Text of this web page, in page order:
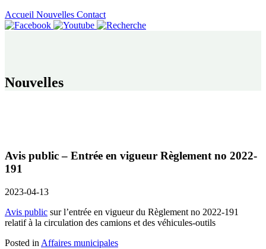
Accueil Nouvelles Contact
Nouvelles
Avis public – Entrée en vigueur Règlement no 2022-
191
2023-04-13
Avis public sur l’entrée en vigueur du Règlement no 2022-191
relatif à la circulation des camions et des véhicules-outils
Posted in Affaires municipales